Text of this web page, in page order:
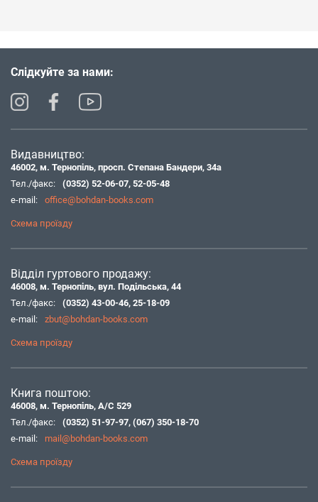
Слідкуйте за нами:
Видавництво:
46002, м. Тернопіль, просп. Степана Бандери, 34а
Тел./факс:
(0352) 52-06-07, 52-05-48
e-mail:
office@bohdan-books.com
Схема проїзду
Відділ гуртового продажу:
46008, м. Тернопіль, вул. Подільська, 44
Тел./факс:
(0352) 43-00-46, 25-18-09
e-mail:
zbut@bohdan-books.com
Схема проїзду
Книга поштою:
46008, м. Тернопіль, А/С 529
Тел./факс:
(0352) 51-97-97, (067) 350-18-70
e-mail:
mail@bohdan-books.com
Схема проїзду